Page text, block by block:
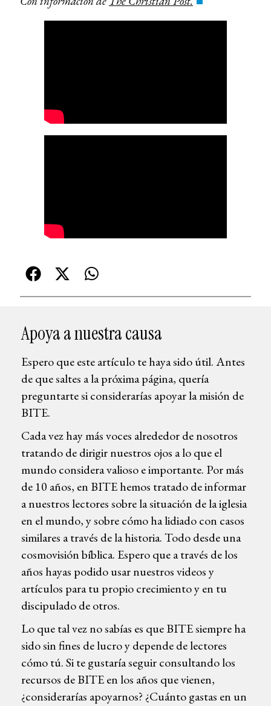
Apoya a nuestra causa
Espero que este artículo te haya sido útil. Antes
de que saltes a la próxima página, quería
preguntarte si considerarías apoyar la misión de
BITE.
Cada vez hay más voces alrededor de nosotros
tratando de dirigir nuestros ojos a lo que el
mundo considera valioso e importante. Por más
de 10 años, en BITE hemos tratado de informar
a nuestros lectores sobre la situación de la iglesia
en el mundo, y sobre cómo ha lidiado con casos
similares a través de la historia. Todo desde una
cosmovisión bíblica. Espero que a través de los
años hayas podido usar nuestros videos y
artículos para tu propio crecimiento y en tu
discipulado de otros.
Lo que tal vez no sabías es que BITE siempre ha
sido sin fines de lucro y depende de lectores
cómo tú. Si te gustaría seguir consultando los
recursos de BITE en los años que vienen,
¿considerarías apoyarnos? ¿Cuánto gastas en un